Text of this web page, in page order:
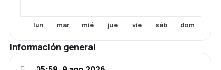
lun mar mié jue vie sáb dom
Información general